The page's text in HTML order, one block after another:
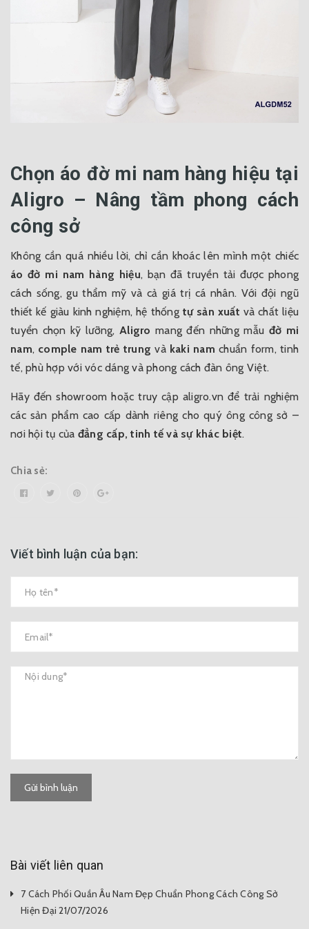
Chọn áo đờ mi nam hàng hiệu tại
Aligro – Nâng tầm phong cách
công sở
Không cần quá nhiều lời, chỉ cần khoác lên mình một chiếc
áo đờ mi nam hàng hiệu, bạn đã truyền tải được phong
cách sống, gu thẩm mỹ và cả giá trị cá nhân. Với đội ngũ
thiết kế giàu kinh nghiệm, hệ thống tự sản xuất và chất liệu
tuyển chọn kỹ lưỡng,Aligro mang đến những mẫu đờ mi
nam, comple nam trẻ trung và kaki nam chuẩn form, tinh
tế, phù hợp với vóc dáng và phong cách đàn ông Việt.
Hãy đến showroom hoặc truy cập aligro.vn để trải nghiệm
các sản phẩm cao cấp dành riêng cho quý ông công sở –
nơi hội tụ của đẳng cấp, tinh tế và sự khác biệt.
Chia sẻ:
Viết bình luận của bạn:
Gửi bình luận
Bài viết liên quan
7 Cách Phối Quần Âu Nam Đẹp Chuẩn Phong Cách Công Sở
Hiện Đại 21/07/2026